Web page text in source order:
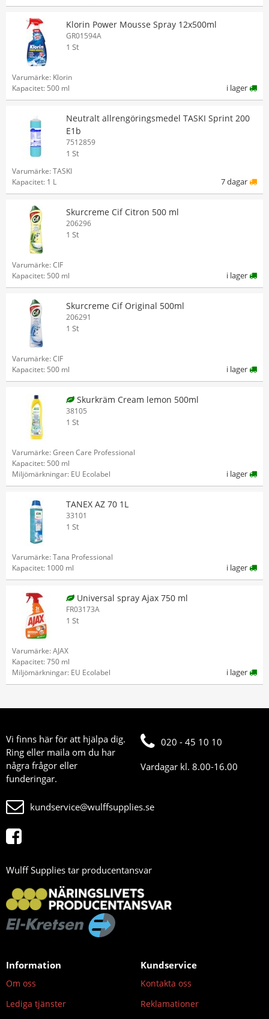
Klorin Power Mousse Spray 12x500ml
GR01594A
1 St
Varumärke: Klorin
Kapacitet: 500 ml
i lager
Neutralt allrengöringsmedel TASKI Sprint 200
E1b
7512859
1 St
Varumärke: TASKI
Kapacitet: 1 L
7 dagar
Skurcreme Cif Citron 500 ml
206296
1 St
Varumärke: CIF
Kapacitet: 500 ml
i lager
Skurcreme Cif Original 500ml
206291
1 St
Varumärke: CIF
Kapacitet: 500 ml
i lager
Skurkräm Cream lemon 500ml
38105
1 St
Varumärke: Green Care Professional
Kapacitet: 500 ml
Miljömärkningar: EU Ecolabel
i lager
TANEX AZ 70 1L
33101
1 St
Varumärke: Tana Professional
Kapacitet: 1000 ml
i lager
Universal spray Ajax 750 ml
FR03173A
1 St
Varumärke: AJAX
Kapacitet: 750 ml
Miljömärkningar: EU Ecolabel
i lager
Vi finns här för att hjälpa dig.
Ring eller maila om du har
några frågor eller
funderingar.
020 - 45 10 10
Vardagar kl. 8.00-16.00
kundservice@wulffsupplies.se
Wulff Supplies tar producentansvar
Information
Om oss
Lediga tjänster
Kundservice
Kontakta oss
Reklamationer